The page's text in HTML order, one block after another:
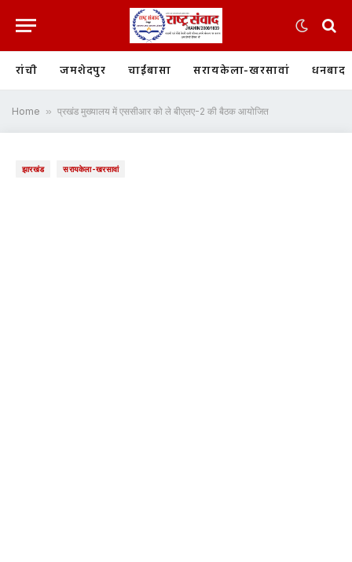
रांची जमशेदपुर चाईबासा सरायकेला-खरसावां धनबाद
Home » प्रखंड मुख्यालय में एससीआर को ले बीएलए-2 की बैठक आयोजित
झारखंड सरायकेला-खरसावां